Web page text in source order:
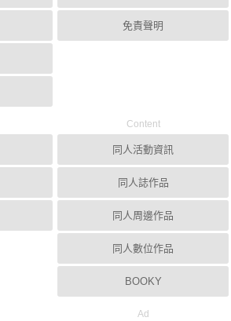
免責聲明
Content
同人活動資訊
同人誌作品
同人周邊作品
同人數位作品
BOOKY
Ad